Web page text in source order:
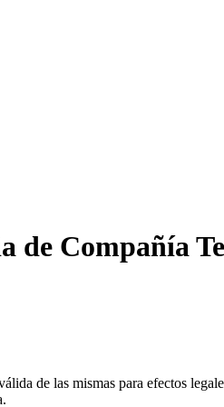
de Compañía
de las mismas para efectos